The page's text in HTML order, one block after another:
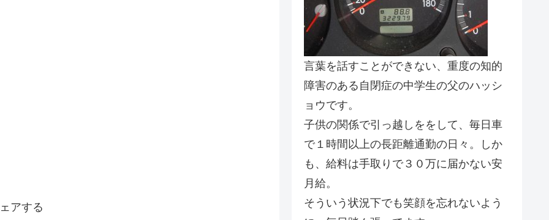
アする
言葉を話すことができない、重度の知的
障害のある自閉症の中学生の父のハッシ
ョウです。
子供の関係で引っ越しををして、毎日車
で１時間以上の長距離通勤の日々。しか
も、給料は手取りで３０万に届かない安
月給。
そういう状況下でも笑顔を忘れないよう